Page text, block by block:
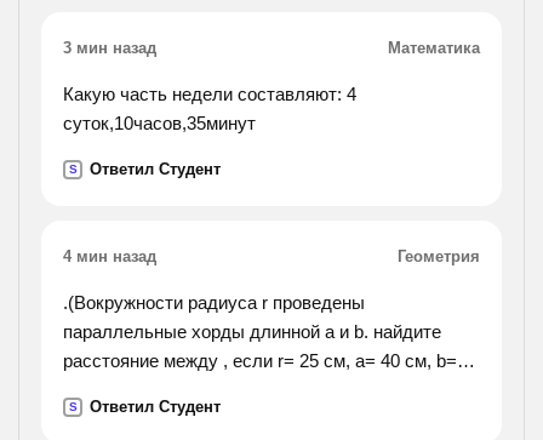
3 мин назад Математика
Какую часть недели составляют: 4
суток,10часов,35минут
S Ответил Студент
4 мин назад Геометрия
.(Вокружности радиуса r проведены
параллельные хорды длинной a и b. найдите
расстояние между , если r= 25 см, a= 40 см, b=48
S Ответил Студент